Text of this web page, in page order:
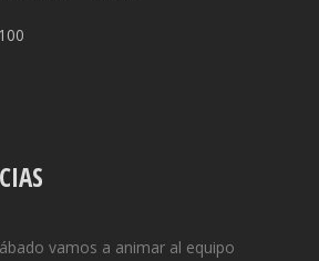
vamos a animar al equipo